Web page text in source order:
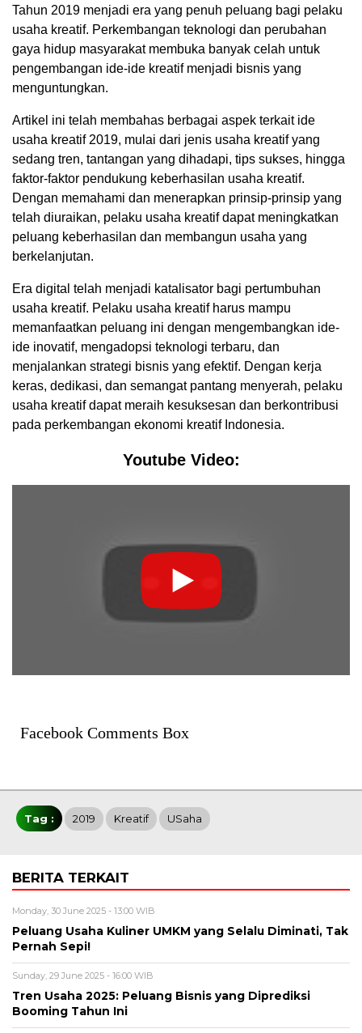
Tahun 2019 menjadi era yang penuh peluang bagi pelaku
usaha kreatif. Perkembangan teknologi dan perubahan
gaya hidup masyarakat membuka banyak celah untuk
pengembangan ide-ide kreatif menjadi bisnis yang
menguntungkan.
Artikel ini telah membahas berbagai aspek terkait ide
usaha kreatif 2019, mulai dari jenis usaha kreatif yang
sedang tren, tantangan yang dihadapi, tips sukses, hingga
faktor-faktor pendukung keberhasilan usaha kreatif.
Dengan memahami dan menerapkan prinsip-prinsip yang
telah diuraikan, pelaku usaha kreatif dapat meningkatkan
peluang keberhasilan dan membangun usaha yang
berkelanjutan.
Era digital telah menjadi katalisator bagi pertumbuhan
usaha kreatif. Pelaku usaha kreatif harus mampu
memanfaatkan peluang ini dengan mengembangkan ide-
ide inovatif, mengadopsi teknologi terbaru, dan
menjalankan strategi bisnis yang efektif. Dengan kerja
keras, dedikasi, dan semangat pantang menyerah, pelaku
usaha kreatif dapat meraih kesuksesan dan berkontribusi
pada perkembangan ekonomi kreatif Indonesia.
Youtube Video:
Facebook Comments Box
Tag : 2019 Kreatif USaha
BERITA TERKAIT
Monday, 30 June 2025 - 13:00 WIB
Peluang Usaha Kuliner UMKM yang Selalu Diminati, Tak
Pernah Sepi!
Sunday, 29 June 2025 - 16:00 WIB
Tren Usaha 2025: Peluang Bisnis yang Diprediksi
Booming Tahun Ini